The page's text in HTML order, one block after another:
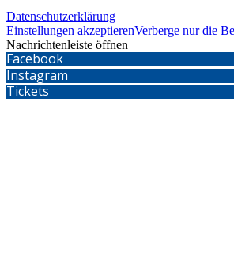
Datenschutzerklärung
Einstellungen akzeptierenVerberge nur die
Nachrichtenleiste öffnen
Facebook
Instagram
Tickets